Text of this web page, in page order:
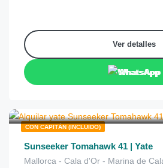
Ver detalles
WhatsApp
CON CAPITÁN (INCLUIDO)
Sunseeker Tomahawk 41 | Yate
Mallorca - Cala d'Or - Marina de